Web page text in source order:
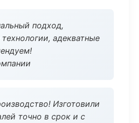
подход,
адекватные
Изготовили
точно в срок и с